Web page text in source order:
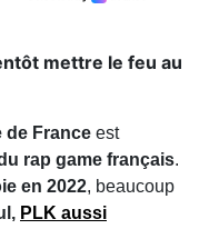
mettre le feu au
de France est
rap game français.
en 2022, beaucoup
PLK aussi